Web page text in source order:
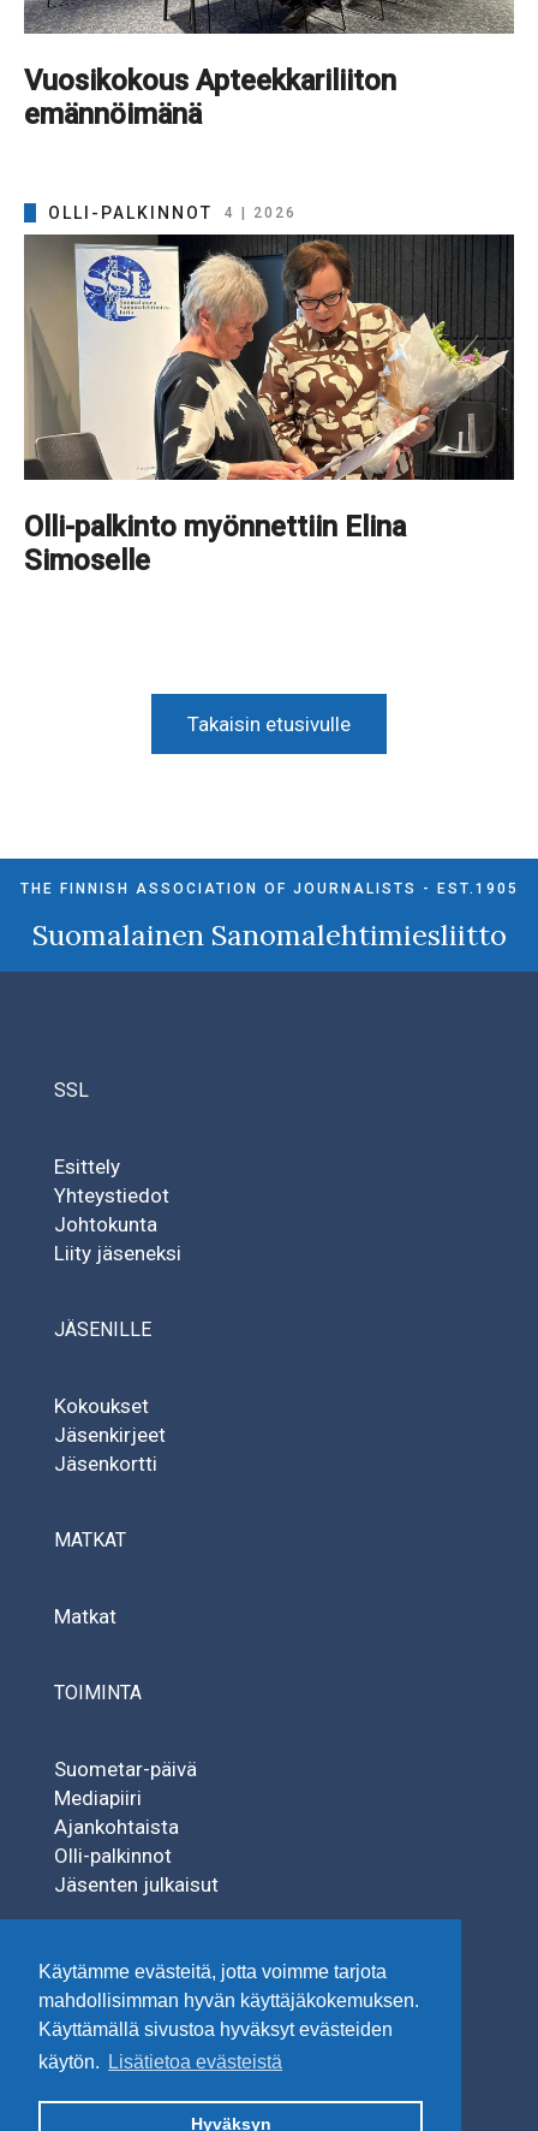
Käytämme evästeitä, jotta voimme tarjota
mahdollisimman hyvän käyttäjäkokemuksen.
Käyttämällä sivustoa hyväksyt evästeiden
käytön.
Lisätietoa evästeistä
Hyväksyn
Vuosikokous Apteekkariliiton
emännöimänä
OLLI-PALKINNOT 4 | 2026
Olli-palkinto myönnettiin Elina
Simoselle
Takaisin etusivulle
THE FINNISH ASSOCIATION OF JOURNALISTS - EST.1905
Suomalainen Sanomalehtimiesliitto
SSL
Esittely
Yhteystiedot
Johtokunta
Liity jäseneksi
JÄSENILLE
Kokoukset
Jäsenkirjeet
Jäsenkortti
MATKAT
Matkat
TOIMINTA
Suometar-päivä
Mediapiiri
Ajankohtaista
Olli-palkinnot
Jäsenten julkaisut
SÄÄTIÖT
Tuisku-säätiö
Uuden Suomettaren Säätiö